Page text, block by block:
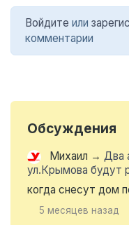
Войдите или
комментарии
Обсуждения
Михаил → Два
ул.Крымова будут
когда снесут дом
5 месяцев назад